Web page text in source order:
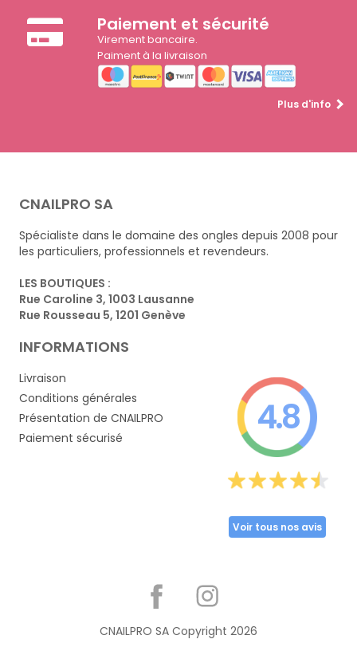
Paiement et sécurité
Virement bancaire.
Paiment à la livraison
Plus d'info
CNAILPRO SA
Spécialiste dans le domaine des ongles depuis 2008 pour
les particuliers, professionnels et revendeurs.
LES BOUTIQUES :
Rue Caroline 3, 1003 Lausanne
Rue Rousseau 5, 1201 Genève
INFORMATIONS
Livraison
Conditions générales
Présentation de CNAILPRO
Paiement sécurisé
4.8
Voir tous nos avis
CNAILPRO SA Copyright 2026